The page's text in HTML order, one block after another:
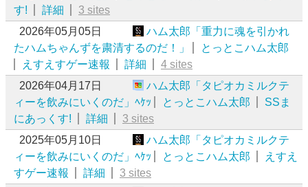
す!
詳細
3 sites
2026年05月05日
ハム太郎「重力に魂を引かれ
たハムちゃんずを粛清するのだ！」
とっとこハム太郎
えすえすゲー速報
詳細
4 sites
2026年04月17日
ハム太郎「タピオカミルクテ
ィーを飲みにいくのだ」ﾍｹｯ
とっとこハム太郎
SSま
にあっくす!
詳細
3 sites
2025年05月10日
ハム太郎「タピオカミルクテ
ィーを飲みにいくのだ」ﾍｹｯ
とっとこハム太郎
えすえ
すゲー速報
詳細
3 sites